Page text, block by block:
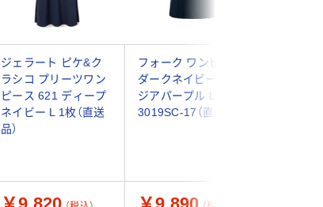
ジェラート ピケ&ク
ラシコ プリーツワン
ピース 621 ディープ
ネイビー L 1枚（直送
品）
フォーク ワンピース
ダークネイビー×ラン
ジアパープル L
3019SC-17（直送品）